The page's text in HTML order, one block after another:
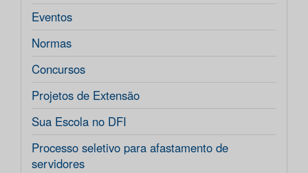
Eventos
Normas
Concursos
Projetos de Extensão
Sua Escola no DFI
Processo seletivo para afastamento de
servidores